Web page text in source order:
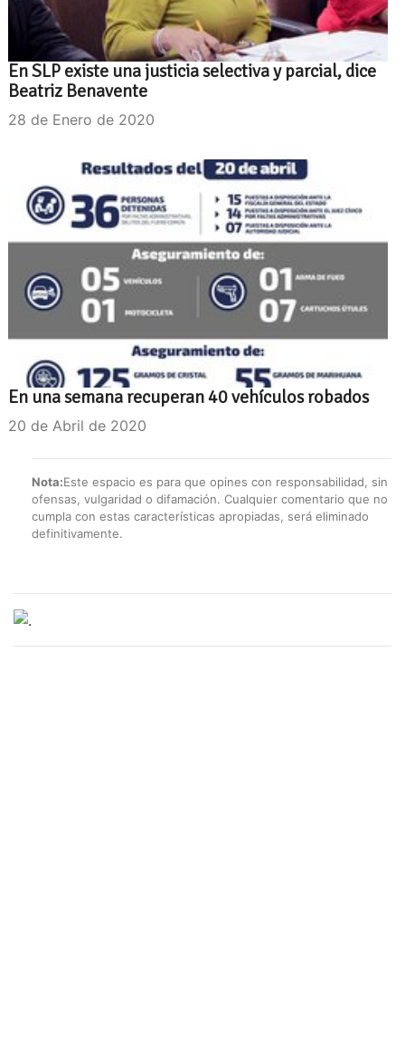
En SLP existe una justicia selectiva y parcial, dice
Beatriz Benavente
28 de Enero de 2020
En una semana recuperan 40 vehículos robados
20 de Abril de 2020
Nota:Este espacio es para que opines con responsabilidad, sin
ofensas, vulgaridad o difamación. Cualquier comentario que no
cumpla con estas características apropiadas, será eliminado
definitivamente.